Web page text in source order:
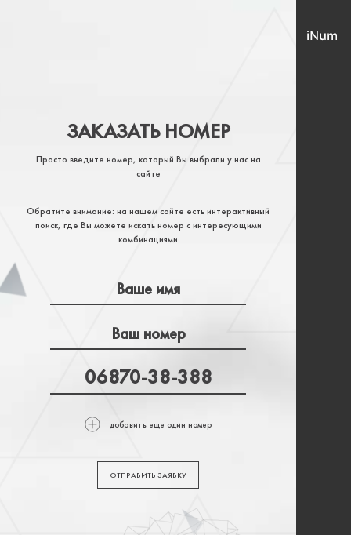
ЗАКАЗАТЬ НОМЕР
Просто введите номер, который Вы выбрали у нас на
сайте
Обратите внимание: на нашем сайте есть интерактивный
поиск, где Вы можете искать номер с интересующими
комбинациями
добавить еще один номер
ОТПРАВИТЬ ЗАЯВКУ